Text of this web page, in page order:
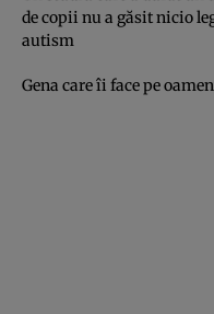
de copii nu a găsit nicio
autism
Gena care îi face pe